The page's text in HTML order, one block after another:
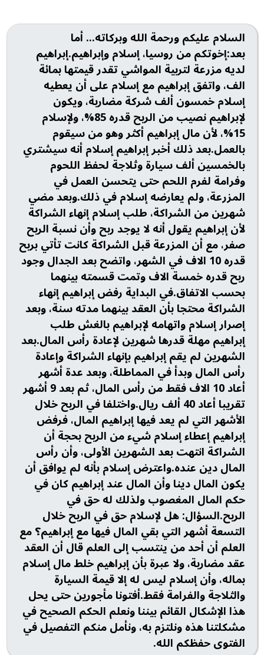
السلام عليكم ورحمة الله وبركاته... أما
بعد:إخوتكم من روسيا، إسلام وإبراهيم.إبراهيم
لديه مزرعة لتربية المواشي تقدر قيمتها بمائة
الف، واتفق إبراهيم مع إسلام على أن يعطيه
إسلام خمسون ألف شركة مضاربة، ويكون
لإبراهيم نصيب من الربح قدره 85%، ولإسلام
15%، لأن مال إبراهيم أكثر وهو من سيقوم
بالعمل.بعد ذلك أخبر إبراهيم إسلام أنه سيشتري
بالخمسين ألف سيارة وثلاجة لحفظ اللحوم
وفرامة لفرم اللحم حتى يتحسن العمل في
المزرعة، ولم يعارضه إسلام في ذلك.وبعد مضي
شهرين من الشراكة، طلب إسلام إنهاء الشراكة
لأن إبراهيم يقول أنه لا يوجد ربح وأن نسبة الربح
صفر، مع أن المزرعة قبل الشراكة كانت تأتي بربح
قدره 10 الاف في الشهر، واتضح بعد الجدال وجود
ربح قدره خمسة الاف وتمت قسمته بينهما
بحسب الاتفاق.في البداية رفض إبراهيم إنهاء
الشراكة محتجا بأن العقد بينهما مدته سنة، وبعد
إصرار إسلام واتهامه لإبراهيم بالغش طلب
إبراهيم مهلة قدرها شهرين لإعادة رأس المال.بعد
الشهرين لم يقم إبراهيم بإنهاء الشراكة وإعادة
رأس المال وبدأ في المماطلة، وبعد عدة أشهر
أعاد 10 الاف فقط من رأس المال، ثم بعد 9 أشهر
تقريبا أعاد 40 ألف ريال.واختلفا في الربح خلال
الأشهر التي لم يعد فيها إبراهيم المال، فرفض
إبراهيم إعطاء إسلام شيء من الربح بحجة أن
الشراكة انتهت بعد الشهرين الأولى، وأن رأس
المال دين عنده.واعترض إسلام بأنه لم يوافق أن
يكون المال دينا وأن المال عند إبراهيم كان في
حكم المال المغصوب ولذلك له حق في
الربح.السؤال: هل لإسلام حق في الربح خلال
التسعة أشهر التي بقي المال فيها مع إبراهيم؟ مع
العلم أن أحد من ينتسب إلى العلم قال أن العقد
عقد مضاربة، ولا عبرة بأن إبراهيم خلط مال إسلام
بماله، وأن إسلام ليس له إلا قيمة السيارة
والثلاجة والفرامة فقط.أفتونا مأجورين حتى يحل
هذا الإشكال القائم بيننا ونعلم الحكم الصحيح في
مشكلتنا هذه ونلتزم به، ونأمل منكم التفصيل في
الفتوى حفظكم الله.